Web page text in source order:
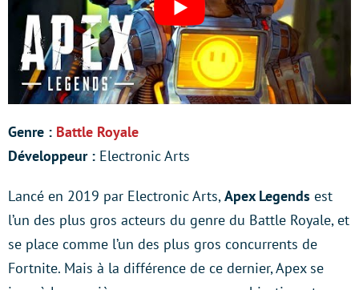
Genre : Battle Royale
Développeur : Electronic Arts
Lancé en 2019 par Electronic Arts,Apex Legends est
l’un des plus gros acteurs du genre du Battle Royale, et
se place comme l’un des plus gros concurrents de
Fortnite. Mais à la différence de ce dernier, Apex se